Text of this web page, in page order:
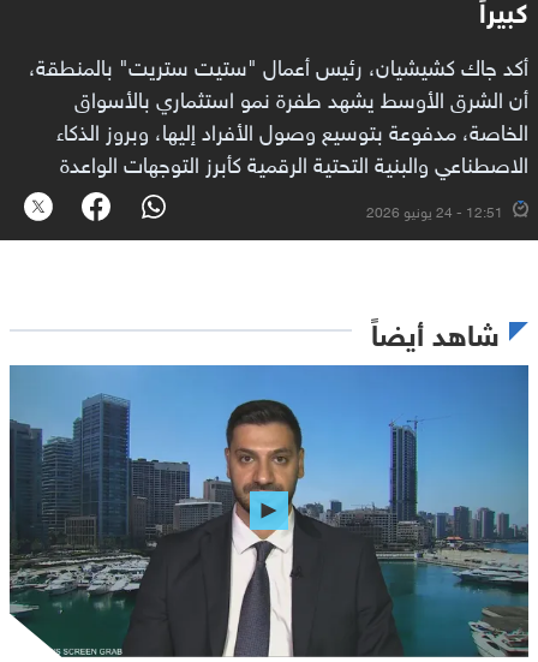
أكد جاك كشيشيان، رئيس أعمال "ستيت ستريت" بالمنطقة،
أن الشرق الأوسط يشهد طفرة نمو استثماري بالأسواق
الخاصة، مدفوعة بتوسيع وصول الأفراد إليها، وبروز الذكاء
الاصطناعي والبنية التحتية الرقمية كأبرز التوجهات الواعدة
12:51 - 24 يونيو 2026
شاهد أيضاً